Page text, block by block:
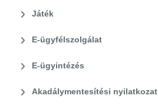
Játék
E-ügyfélszolgálat
E-ügyintézés
Akadálymentesítési nyilatkozat